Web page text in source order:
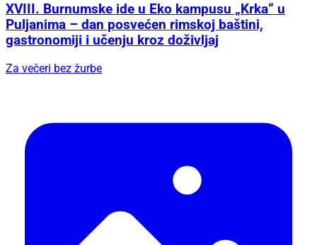
XVIII. Burnumske ide u Eko kampusu „Krka“ u
Puljanima – dan posvećen rimskoj baštini,
gastronomiji i učenju kroz doživljaj
Za večeri bez žurbe